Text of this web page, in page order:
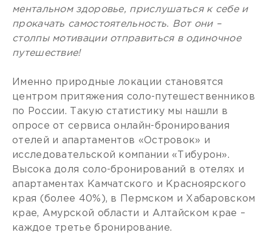
ментальном здоровье, прислушаться к себе и
прокачать самостоятельность. Вот они –
столпы мотивации отправиться в одиночное
путешествие!
Именно природные локации становятся
центром притяжения соло-путешественников
по России. Такую статистику мы нашли в
опросе от сервиса онлайн-бронирования
отелей и апартаментов «Островок» и
исследовательской компании «Тибурон».
Высока доля соло-бронирований в отелях и
апартаментах Камчатского и Красноярского
края (более 40%), в Пермском и Хабаровском
крае, Амурской области и Алтайском крае –
каждое третье бронирование.